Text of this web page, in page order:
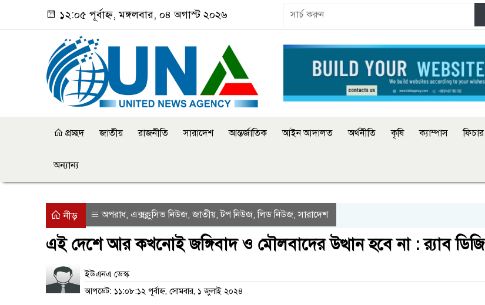
১২:০৫ পূর্বাহ্ন, মঙ্গলবার, ০৪ অগাস্ট ২০২৬
প্রচ্ছদ জাতীয় রাজনীতি সারাদেশ আন্তর্জাতিক আইন আদালত অর্থনীতি কৃষি ক্যাম্পাস ফিচার
অন্যান্য
নীড় অপরাধ, এক্সক্লুসিভ নিউজ ,জাতীয় ,টপ নিউজ ,লিড নিউজ ,সারাদেশ
এই দেশে আর কখনোই জঙ্গিবাদ ও মৌলবাদের উত্থান হবে না : র‍্যাব ডিজি
ইউএনএ ডেস্ক
আপডেট: ১১:০৮:১২ পূর্বাহ্ন, সোমবার, ১ জুলাই ২০২৪